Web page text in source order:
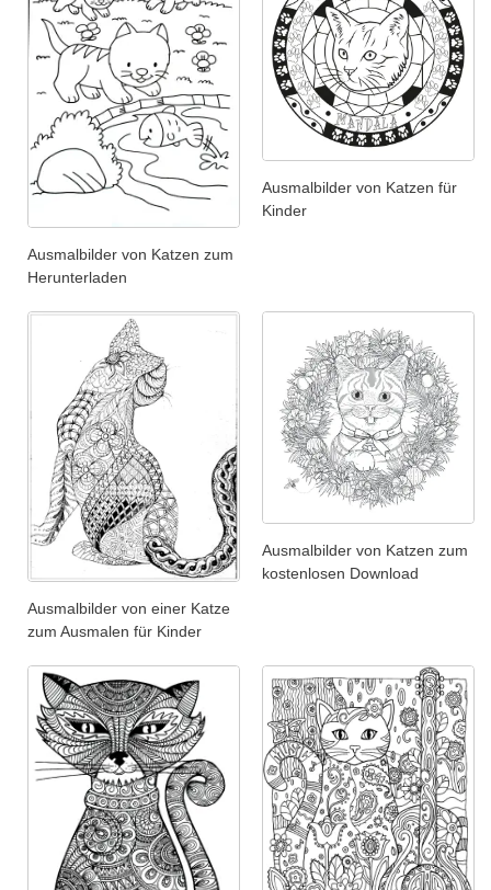
Ausmalbilder von Katzen zum
Herunterladen
Ausmalbilder von Katzen für
Kinder
Ausmalbilder von einer Katze
zum Ausmalen für Kinder
Ausmalbilder von Katzen zum
kostenlosen Download